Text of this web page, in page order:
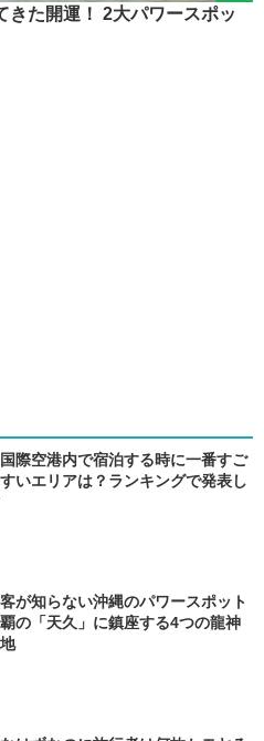
きた開運！ 2大パワースポッ
際空港内で宿泊する時に一番すご
いエリアは？ランキングで発表し
が知らない沖縄のパワースポット
の「天久」に鎮座する4つの龍神